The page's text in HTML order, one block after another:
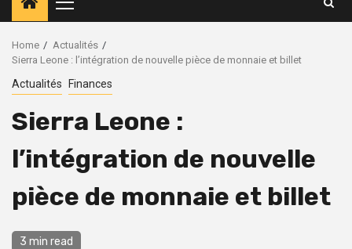
Primary
Menu
Home
Actualités
Sierra Leone : l’intégration de nouvelle pièce de monnaie et billet
Actualités Finances
Sierra Leone :
l’intégration de nouvelle
pièce de monnaie et billet
3 min read